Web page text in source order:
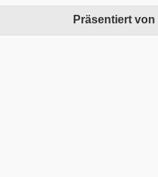
Präsentiert von